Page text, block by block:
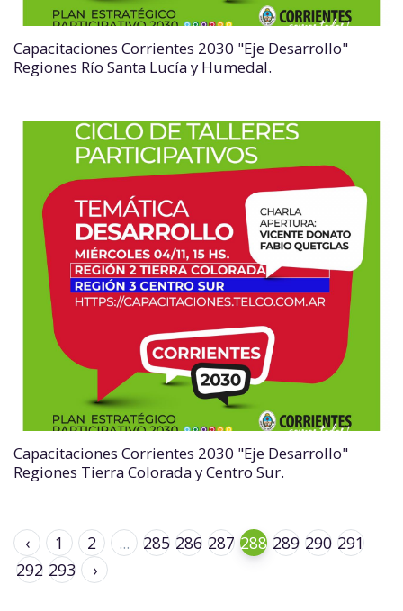
Capacitaciones Corrientes 2030 "Eje Desarrollo"
Regiones Río Santa Lucía y Humedal.
Capacitaciones Corrientes 2030 "Eje Desarrollo"
Regiones Tierra Colorada y Centro Sur.
‹ 1 2 ... 285 286 287 288 289 290 291
292 293 ›